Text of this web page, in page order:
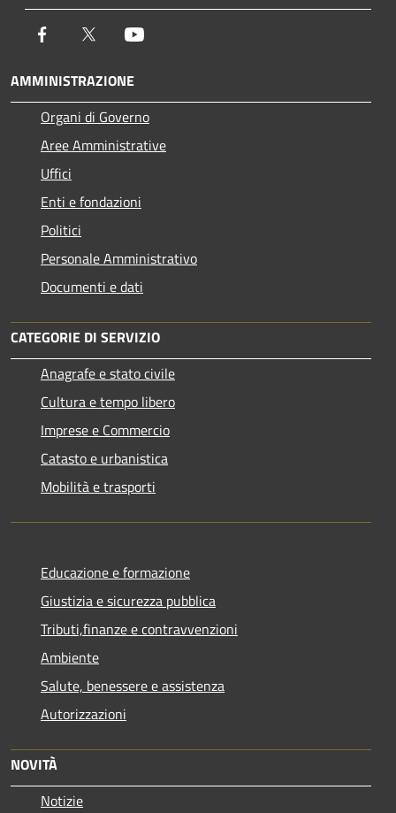
Facebook Twitter
AMMINISTRAZIONE
Organi di Governo
Aree Amministrative
Uffici
Enti e fondazioni
Politici
Personale Amministrativo
Documenti e dati
CATEGORIE DI SERVIZIO
Anagrafe e stato civile
Cultura e tempo libero
Imprese e Commercio
Catasto e urbanistica
Mobilità e trasporti
Educazione e formazione
Giustizia e sicurezza pubblica
Tributi,finanze e contravvenzioni
Ambiente
Salute, benessere e assistenza
Autorizzazioni
NOVITÀ
Notizie